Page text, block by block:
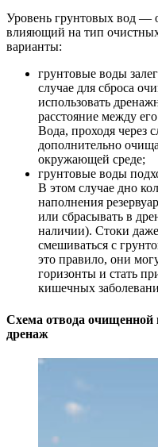
Уровень грунтовых вод —
влияющий на тип
варианты:
грунтовые воды
случае для сброса
использовать
расстояние между
Вода, проходя через
дополнительно
окружающей среде;
грунтовые воды
В этом случае дно
наполнения
или сбрасывать в
наличии). Стоки
смешиваться с
это правило, они
горизонты и стать
кишечных
Схема отвода
дренаж